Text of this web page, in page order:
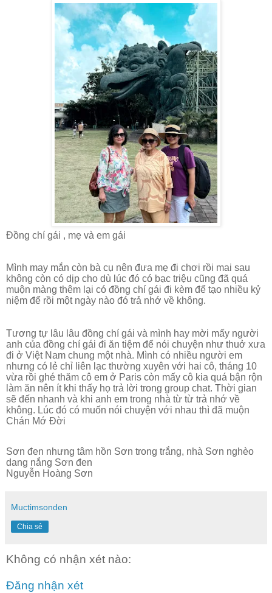
Đồng chí gái , mẹ và em gái
Mình may mắn còn bà cụ nên đưa mẹ đi chơi rồi mai sau
không còn có dịp cho dù lúc đó có bạc triệu cũng đã quá
muộn màng thêm lại có đồng chí gái đi kèm để tạo nhiều kỷ
niệm để rồi một ngày nào đó trả nhớ về không.
Tương tự lâu lâu đồng chí gái và mình hay mời mấy người
anh của đồng chí gái đi ăn tiệm để nói chuyện như thuở xưa
đi ở Việt Nam chung một nhà. Mình có nhiều người em
nhưng có lẻ chỉ liên lạc thường xuyên với hai cô, tháng 10
vừa rồi ghé thăm cô em ở Paris còn mấy cô kia quá bận rộn
làm ăn nên ít khi thấy họ trả lời trong group chat. Thời gian
sẽ đến nhanh và khi anh em trong nhà từ từ trả nhớ về
không. Lúc đó có muốn nói chuyện với nhau thì đã muộn
Chán Mớ Đời
Sơn đen nhưng tâm hồn Sơn trong trắng, nhà Sơn nghèo
dang nắng Sơn đen
Nguyễn Hoàng Sơn
Muctimsonden
Chia sẻ
Không có nhận xét nào:
Đăng nhận xét